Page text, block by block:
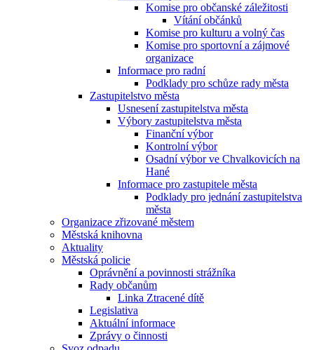
Komise pro občanské záležitosti
Vítání občánků
Komise pro kulturu a volný čas
Komise pro sportovní a zájmové
organizace
Informace pro radní
Podklady pro schůze rady města
Zastupitelstvo města
Usnesení zastupitelstva města
Výbory zastupitelstva města
Finanční výbor
Kontrolní výbor
Osadní výbor ve Chvalkovicích na
Hané
Informace pro zastupitele města
Podklady pro jednání zastupitelstva
města
Organizace zřizované městem
Městská knihovna
Aktuality
Městská policie
Oprávnění a povinnosti strážníka
Rady občanům
Linka Ztracené dítě
Legislativa
Aktuální informace
Zprávy o činnosti